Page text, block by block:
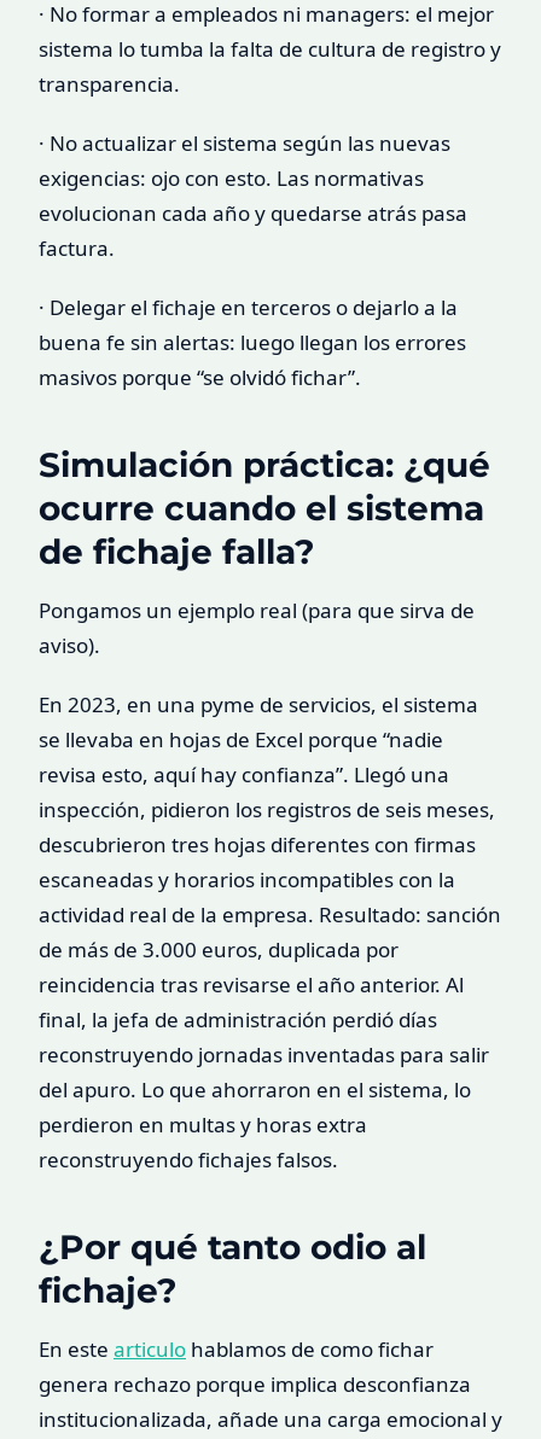
· No formar a empleados ni managers: el mejor
sistema lo tumba la falta de cultura de registro y
transparencia.
· No actualizar el sistema según las nuevas
exigencias: ojo con esto. Las normativas
evolucionan cada año y quedarse atrás pasa
factura.
· Delegar el fichaje en terceros o dejarlo a la
buena fe sin alertas: luego llegan los errores
masivos porque “se olvidó fichar”.
Simulación práctica: ¿qué
ocurre cuando el sistema
de fichaje falla?
Pongamos un ejemplo real (para que sirva de
aviso).
En 2023, en una pyme de servicios, el sistema
se llevaba en hojas de Excel porque “nadie
revisa esto, aquí hay confianza”. Llegó una
inspección, pidieron los registros de seis meses,
descubrieron tres hojas diferentes con firmas
escaneadas y horarios incompatibles con la
actividad real de la empresa. Resultado: sanción
de más de 3.000 euros, duplicada por
reincidencia tras revisarse el año anterior. Al
final, la jefa de administración perdió días
reconstruyendo jornadas inventadas para salir
del apuro. Lo que ahorraron en el sistema, lo
perdieron en multas y horas extra
reconstruyendo fichajes falsos.
¿Por qué tanto odio al
fichaje?
En este articulo hablamos de como fichar
genera rechazo porque implica desconfianza
institucionalizada, añade una carga emocional y